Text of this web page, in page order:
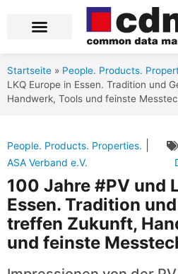
Startseite » People. Products.
LKQ Europe in Essen. Tradition und
Handwerk, Tools und feinste
People. Products. Properties.
ASA Verband e.V.
100 Jahre #PV und
Essen. Tradition
treffen Zukunft,
und feinste